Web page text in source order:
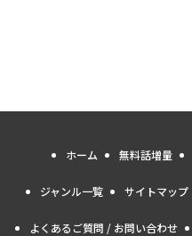
ホーム 無料話増量
ジャンル一覧 サイトマップ
よくあるご質問 / お問い合わせ